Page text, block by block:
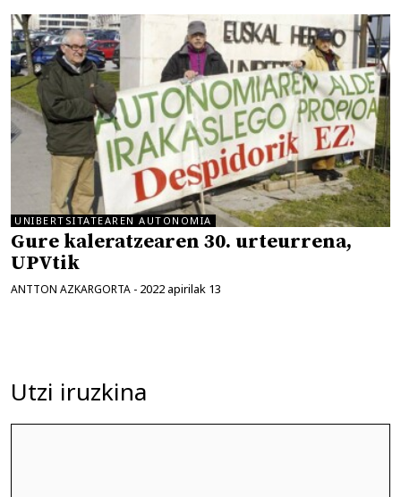
UNIBERTSITATEAREN AUTONOMIA
Gure kaleratzearen 30. urteurrena,
UPVtik
ANTTON AZKARGORTA - 2022 apirilak 13
Utzi iruzkina